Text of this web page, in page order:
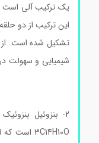
یک ترکیب آلی است که
این ترکیب از دو
تشکیل شده است. از
شیمیایی و سهولت در
3C14H
است که از